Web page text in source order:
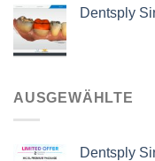
Dentsply
AUSGEWÄHLTE
Dentsply